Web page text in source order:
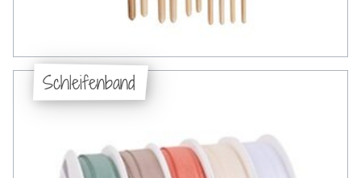
Schleifenband